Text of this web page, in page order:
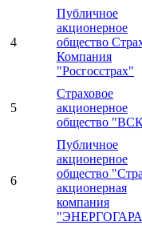
4
Публичное
акционерное
общество
Компания
"Росгосстрах"
5
Страховое
акционерное
общество
6
Публичное
акционерное
общество
акционерная
компания